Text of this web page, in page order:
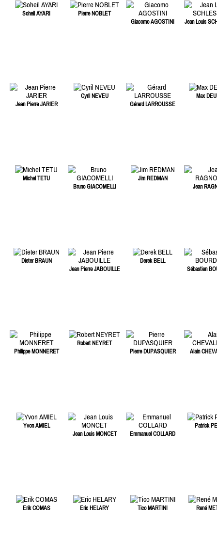
Soheil AYARI
Pierre NOBLET
Giacomo AGOSTINI
Jean Louis
Jean Pierre JARIER
Cyril NEVEU
Gérard LARROUSSE
Max
Michel TETU
Bruno GIACOMELLI
Jim REDMAN
Jean
Dieter BRAUN
Jean Pierre JABOUILLE
Derek BELL
Sébastien
Philippe MONNERET
Robert NEYRET
Pierre DUPASQUIER
Alain
Yvon AMIEL
Jean Louis MONCET
Emmanuel COLLARD
Patrick
Erik COMAS Eric HELARY Tico MARTINI René